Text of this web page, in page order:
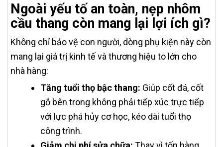
Ngoài yếu tố an toàn, nẹp nhôm
cầu thang còn mang lại lợi ích gì?
Không chỉ bảo vệ con người, dòng phụ kiện này còn
mang lại giá trị kinh tế và thương hiệu to lớn cho
nhà hàng:
Tăng tuổi thọ bậc thang: Giúp cốt đá, cốt
gỗ bên trong không phải tiếp xúc trực tiếp
với lực phá hủy cơ học, kéo dài tuổi thọ
công trình.